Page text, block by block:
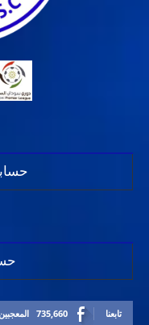
735,660 المعجبين تابعنا